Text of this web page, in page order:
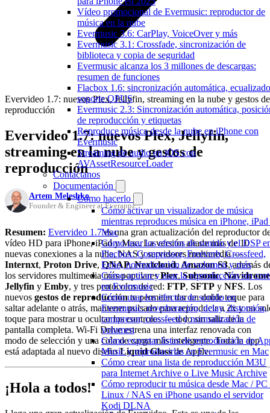
Vídeo promocional de Evermusic: reproductor de
música en la nube
Evermusic 3.6: CarPlay, VoiceOver y más
Evermusic 3.1: Crossfade, sincronización de
biblioteca y copia de seguridad
Evermusic alcanza los 3 millones de descargas:
resumen de funciones
Flacbox 1.6: sincronización automática,
soporte OPUS
Evermusic 2.3: Sincronización automática,
de reproducción y etiquetas
Reproduce música desde la nube en iPhone con
Evermusic
Streaming de audio en iOS con
AVAssetResourceLoader
Contáctanos
Documentación
Cómo hacerlo
Cómo activar un visualizador de música
mientras reproduces música en iPhone,
Mac
Cómo usar los efectos de sonido y el DSP
Flacbox: Compressor, Freeverb, Crossfeed,
Echo, normalización de volumen y más
Cómo activar y usar la reproducción sin
en Evermusic
Cómo usar los efectos de sonido en
Evermusic: reverberación, delay, distorsión,
compresor, crossfeed y normalización de
volumen
Cómo exportar listas de reproducción de
Music y reproducirlas en Evermusic en Mac
Cómo crear una lista de reproducción M3U
para Internet Archive o Live Music Archive
Cómo reproducir tu música desde Mac / PC
Linux / NAS en iPhone usando el servidor
Kodi DLNA
Evervideo 1.7: nuevos Plex, Jellyfin, streaming en la nube y gestos de
reproducción
Evervideo 1.7: nuevos Plex, Jellyfin,
streaming en la nube y gestos de
reproducción
Artem Meleshko
Founder & Engineer at Everappz
Resumen: Evervideo 1.7es una gran actualización del reproductor
vídeo HD para iPhone, iPad y Mac. La versión añade más de 10
nuevas conexiones a la nube, NAS y servidores multimedia —
Internxt, Proton Drive,QNAP,Nextcloud, Amazon S3, además
los servidores multimedia más popularesPlex,Subsonic,Navidrome
Jellyfin y Emby, y tres protocolos de red: FTP, SFTP y NFS. Los
nuevos gestos de reproducciónte permiten dar un doble toque para
saltar adelante o atrás, mantener pulsado para reproducir a 2x y un
toque para mostrar u ocultar los controles — todo sin salir de la
pantalla completa. Wi-Fi Drive estrena una interfaz renovada con
modo de selección y una cola de carga más inteligente. Toda la app
está adaptada al nuevo diseñoLiquid Glassde Apple.
¡Hola a todos!